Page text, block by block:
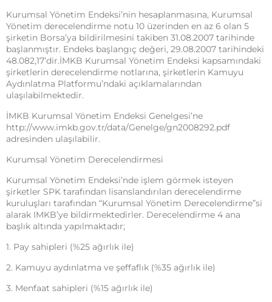
Kurumsal Yönetim Endeksi’nin hesaplanmasına, Kurumsal
Yönetim derecelendirme notu 10 üzerinden en az 6 olan 5
şirketin Borsa’ya bildirilmesini takiben 31.08.2007 tarihinde
başlanmıştır. Endeks başlangıç değeri, 29.08.2007 tarihindeki
48.082,17’dir.İMKB Kurumsal Yönetim Endeksi kapsamındaki
şirketlerin derecelendirme notlarına, şirketlerin Kamuyu
Aydınlatma Platformu’ndaki açıklamalarından
ulaşılabilmektedir.
İMKB Kurumsal Yönetim Endeksi Genelgesi’ne
http://www.imkb.gov.tr/data/Genelge/gn2008292.pdf
adresinden ulaşılabilir.
Kurumsal Yönetim Derecelendirmesi
Kurumsal Yönetim Endeksi’nde işlem görmek isteyen
şirketler SPK tarafından lisanslandırılan derecelendirme
kuruluşları tarafından “Kurumsal Yönetim Derecelendirme”si
alarak IMKB’ye bildirmektedirler. Derecelendirme 4 ana
başlık altında yapılmaktadır;
1. Pay sahipleri (%25 ağırlık ile)
2. Kamuyu aydınlatma ve şeffaflık (%35 ağırlık ile)
3. Menfaat sahipleri (%15 ağırlık ile)